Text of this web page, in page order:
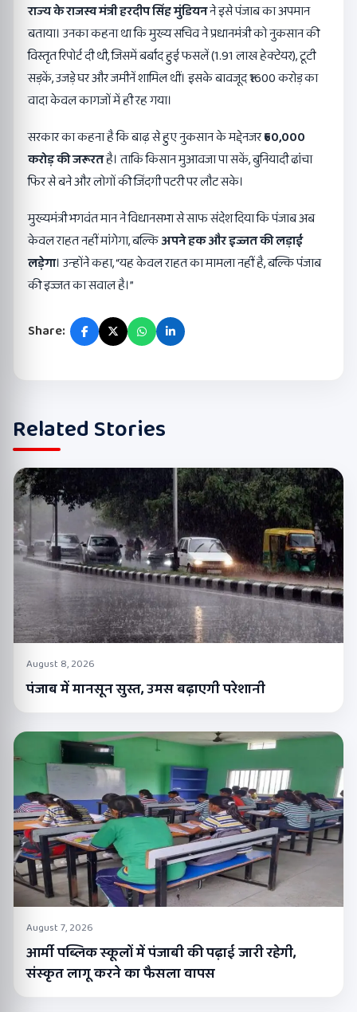
राज्य के राजस्व मंत्री हरदीप सिंह मुंडियनने इसे पंजाब का अपमान
बताया। उनका कहना था कि मुख्य सचिव ने प्रधानमंत्री को नुकसान की
विस्तृत रिपोर्ट दी थी, जिसमें बर्बाद हुई फसलें (1.91 लाख हेक्टेयर), टूटी
सड़कें, उजड़े घर और जमीनें शामिल थीं। इसके बावजूद ₹1600 करोड़ का
वादा केवल कागजों में ही रह गया।
सरकार का कहना है कि बाढ़ से हुए नुकसान के मद्देनजर₹60,000
करोड़ की जरूरतहै। ताकि किसान मुआवजा पा सकें, बुनियादी ढांचा
फिर से बने और लोगों की जिंदगी पटरी पर लौट सके।
मुख्यमंत्री भगवंत मान ने विधानसभा से साफ संदेश दिया कि पंजाब अब
केवल राहत नहीं मांगेगा, बल्किअपने हक और इज्जत की लड़ाई
लड़ेगा। उन्होंने कहा, “यह केवल राहत का मामला नहीं है, बल्कि पंजाब
की इज्जत का सवाल है।”
Share:
Related Stories
August 8, 2026
पंजाब में मानसून सुस्त, उमस बढ़ाएगी परेशानी
August 7, 2026
आर्मी पब्लिक स्कूलों में पंजाबी की पढ़ाई जारी रहेगी,
संस्कृत लागू करने का फैसला वापस